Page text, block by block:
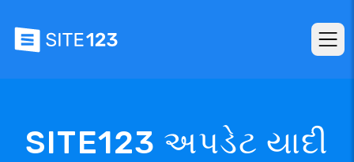
SITE123 અપડેટ યાદી